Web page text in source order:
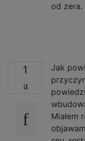
od zera.
1
Jak
Miałem